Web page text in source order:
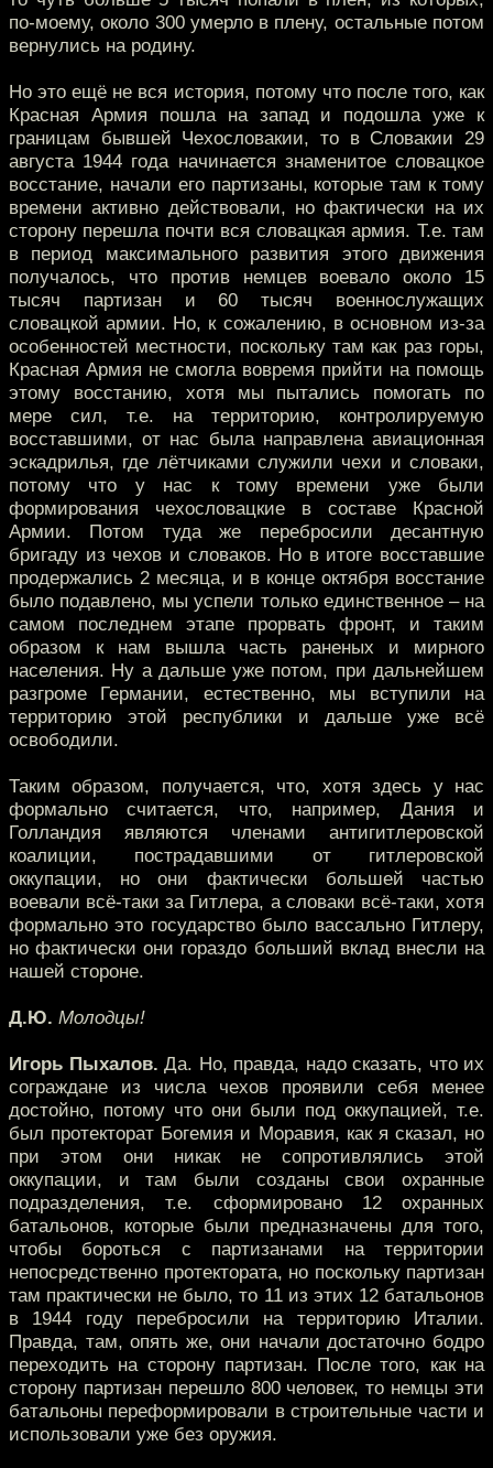
по-моему, около 300 умерло в плену, остальные потом
вернулись на родину.
Но это ещё не вся история, потому что после того, как
Красная Армия пошла на запад и подошла уже к
границам бывшей Чехословакии, то в Словакии 29
августа 1944 года начинается знаменитое словацкое
восстание, начали его партизаны, которые там к тому
времени активно действовали, но фактически на их
сторону перешла почти вся словацкая армия. Т.е. там
в период максимального развития этого движения
получалось, что против немцев воевало около 15
тысяч партизан и 60 тысяч военнослужащих
словацкой армии. Но, к сожалению, в основном из-за
особенностей местности, поскольку там как раз горы,
Красная Армия не смогла вовремя прийти на помощь
этому восстанию, хотя мы пытались помогать по
мере сил, т.е. на территорию, контролируемую
восставшими, от нас была направлена авиационная
эскадрилья, где лётчиками служили чехи и словаки,
потому что у нас к тому времени уже были
формирования чехословацкие в составе Красной
Армии. Потом туда же перебросили десантную
бригаду из чехов и словаков. Но в итоге восставшие
продержались 2 месяца, и в конце октября восстание
было подавлено, мы успели только единственное – на
самом последнем этапе прорвать фронт, и таким
образом к нам вышла часть раненых и мирного
населения. Ну а дальше уже потом, при дальнейшем
разгроме Германии, естественно, мы вступили на
территорию этой республики и дальше уже всё
освободили.
Таким образом, получается, что, хотя здесь у нас
формально считается, что, например, Дания и
Голландия являются членами антигитлеровской
коалиции, пострадавшими от гитлеровской
оккупации, но они фактически большей частью
воевали всё-таки за Гитлера, а словаки всё-таки, хотя
формально это государство было вассально Гитлеру,
но фактически они гораздо больший вклад внесли на
нашей стороне.
Д.Ю. Молодцы!
Игорь Пыхалов. Да. Но, правда, надо сказать, что их
сограждане из числа чехов проявили себя менее
достойно, потому что они были под оккупацией, т.е.
был протекторат Богемия и Моравия, как я сказал, но
при этом они никак не сопротивлялись этой
оккупации, и там были созданы свои охранные
подразделения, т.е. сформировано 12 охранных
батальонов, которые были предназначены для того,
чтобы бороться с партизанами на территории
непосредственно протектората, но поскольку партизан
там практически не было, то 11 из этих 12 батальонов
в 1944 году перебросили на территорию Италии.
Правда, там, опять же, они начали достаточно бодро
переходить на сторону партизан. После того, как на
сторону партизан перешло 800 человек, то немцы эти
батальоны переформировали в строительные части и
использовали уже без оружия.